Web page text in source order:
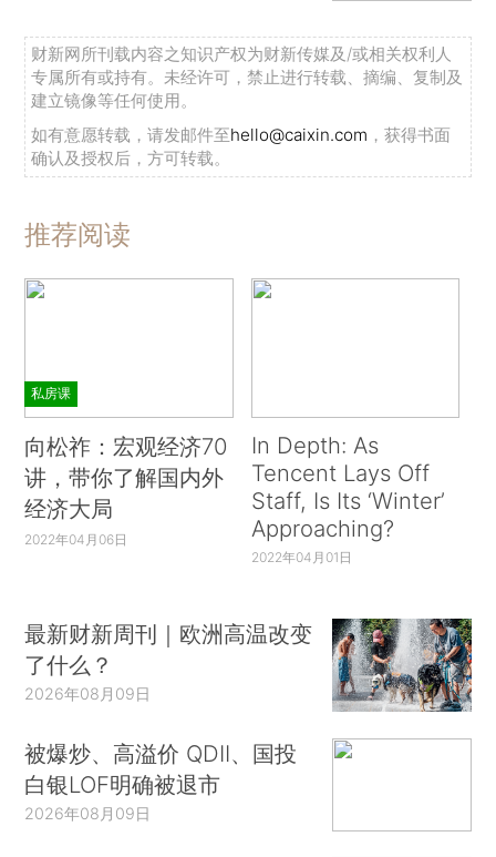
财新网所刊载内容之知识产权为财新传媒及/或相关权利人
专属所有或持有。未经许可，禁止进行转载、摘编、复制及
建立镜像等任何使用。
如有意愿转载，请发邮件至hello@caixin.com ，获得书面
确认及授权后，方可转载。
推荐阅读
私房课
向松祚：宏观经济70
讲，带你了解国内外
经济大局
2022年04月06日
In Depth: As
Tencent Lays Off
Staff, Is Its ‘Winter’
Approaching?
2022年04月01日
最新财新周刊｜欧洲高温改变
了什么？
2026年08月09日
被爆炒、高溢价 QDII、国投
白银LOF明确被退市
2026年08月09日